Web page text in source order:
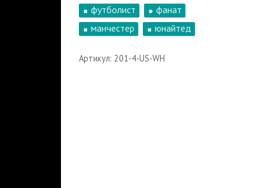
футболист
фанат
манчестер
юнайтед
Артикул: 201-4-US-WH